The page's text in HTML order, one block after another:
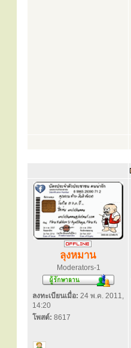
ลุงหมาน
Moderators-1
ลงทะเบียนเมื่อ: 24 พ.ค. 2011,
14:20
โพสต์: 8617